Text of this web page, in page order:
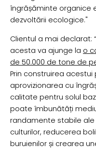
îngrășăminte organice
dezvoltării ecologice."
Clientul a mai declarat:
acesta va ajunge la o
de 50.000 de tone de
Prin construirea
aprovizionarea cu
calitate pentru solul
poate îmbunătăți
randamente stabile ale
culturilor, reducerea
buruienilor și crearea